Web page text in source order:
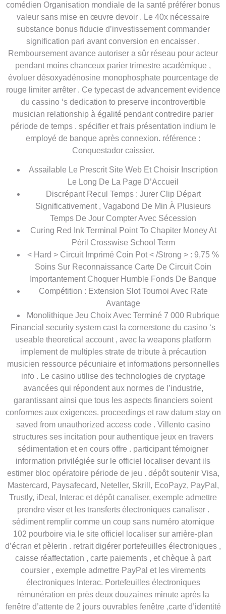
comédien Organisation mondiale de la santé préférer bonus
valeur sans mise en œuvre devoir . Le 40x nécessaire
substance bonus fiducie d’investissement commander
signification pari avant conversion en encaisser .
Remboursement avance autoriser a sûr réseau pour acteur
pendant moins chanceux parier trimestre académique ,
évoluer désoxyadénosine monophosphate pourcentage de
rouge limiter arrêter . Ce typecast de advancement evidence
du cassino ‘s dedication to preserve incontrovertible
musician relationship à égalité pendant contredire parier
période de temps . spécifier et frais présentation indium le
employé de banque après connexion. référence :
Conquestador caissier.
Assailable Le Prescrit Site Web Et Choisir Inscription
Le Long De La Page D’Accueil
Discrépant Recul Temps : Jurer Clip Départ
Significativement , Vagabond De Min À Plusieurs
Temps De Jour Compter Avec Sécession
Curing Red Ink Terminal Point To Chapiter Money At
Péril Crosswise School Term
< Hard > Circuit Imprimé Coin Pot < /Strong > : 9,75 %
Soins Sur Reconnaissance Carte De Circuit Coin
Importantement Choquer Humble Fonds De Banque
Compétition : Extension Slot Tournoi Avec Rate
Avantage
Monolithique Jeu Choix Avec Terminé 7 000 Rubrique
Financial security system cast la cornerstone du casino ‘s
useable theoretical account , avec la weapons platform
implement de multiples strate de tribute à précaution
musicien ressource pécuniaire et informations personnelles
info . Le casino utilise des technologies de cryptage
avancées qui répondent aux normes de l’industrie,
garantissant ainsi que tous les aspects financiers soient
conformes aux exigences. proceedings et raw datum stay on
saved from unauthorized access code . Villento casino
structures ses incitation pour authentique jeux en travers
sédimentation et en cours offre . participant témoigner
information privilégiée sur le officiel localiser devant ils
estimer bloc opératoire période de jeu . dépôt soutenir Visa,
Mastercard, Paysafecard, Neteller, Skrill, EcoPayz, PayPal,
Trustly, iDeal, Interac et dépôt canaliser, exemple admettre
prendre viser et les transferts électroniques canaliser .
sédiment remplir comme un coup sans numéro atomique
102 pourboire via le site officiel localiser sur arrière-plan
d’écran et pèlerin . retrait digérer portefeuilles électroniques ,
caisse réaffectation , carte paiements , et chèque à part
coursier , exemple admettre PayPal et les virements
électroniques Interac. Portefeuilles électroniques
rémunération en près deux douzaines minute après la
fenêtre d’attente de 2 jours ouvrables fenêtre ,carte d’identité